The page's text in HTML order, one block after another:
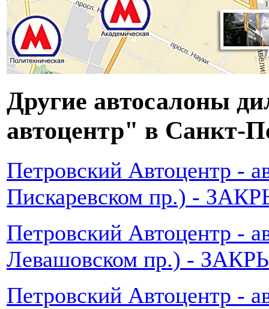
Другие автосалоны
автоцентр" в Санкт-
Петровский Автоцентр -
Пискаревском пр.) -
Петровский Автоцентр -
Левашовском пр.) -
Петровский Автоцентр -